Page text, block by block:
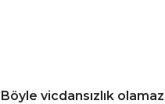
Böyle vicdansızlık